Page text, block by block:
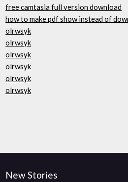
free camtasia full version download
how to make pdf show instead of
olrwsyk
olrwsyk
olrwsyk
olrwsyk
olrwsyk
olrwsyk
New Stories